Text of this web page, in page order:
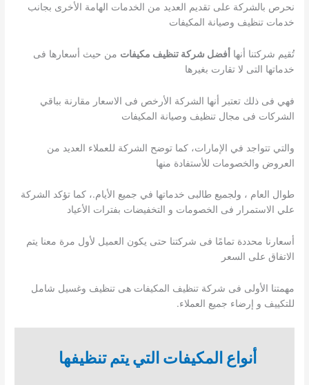
نحرص بالشركة على تقديم العديد من الخدمات الهامة الأخرى بجانب
خدمات تنظيف وصيانة المكيفات
تُقيم شركتنا أنها أفضل شركة تنظيف مكيفات من حيث أسعارها فى
خدماتها التى لا تقارت بغيرها
فهي فى ذلك تعتبر أنها الشركة الأرخص فى الاسعار مقارنة بباقي
الشركات فى مجال تنظيف وصيانة المكيفات
والتي تتواجد في الإمارات، كما توضح الشركة للعملاء العديد من
العروض والخصومات للأستفادة منها
طوال العام ، ولجميع طالبى خدماتها في جميع الأيام.، كما تؤكد الشركة
علي الاستمرار فى الخصومات و التخفيضات بفترات الأعياد
أسعارنا محددة تمامًا فى شركتنا حتى يكون العميل لأول مرة معنا يتم
الاتفاق على السعر
مهمتنا الأولى فى شركة تنظيف المكيفات هى تنظيف وغسيل شامل
للتكييف و إرضاء جميع العملاء.
أنواع المكيفات التي يتم تنظيفها